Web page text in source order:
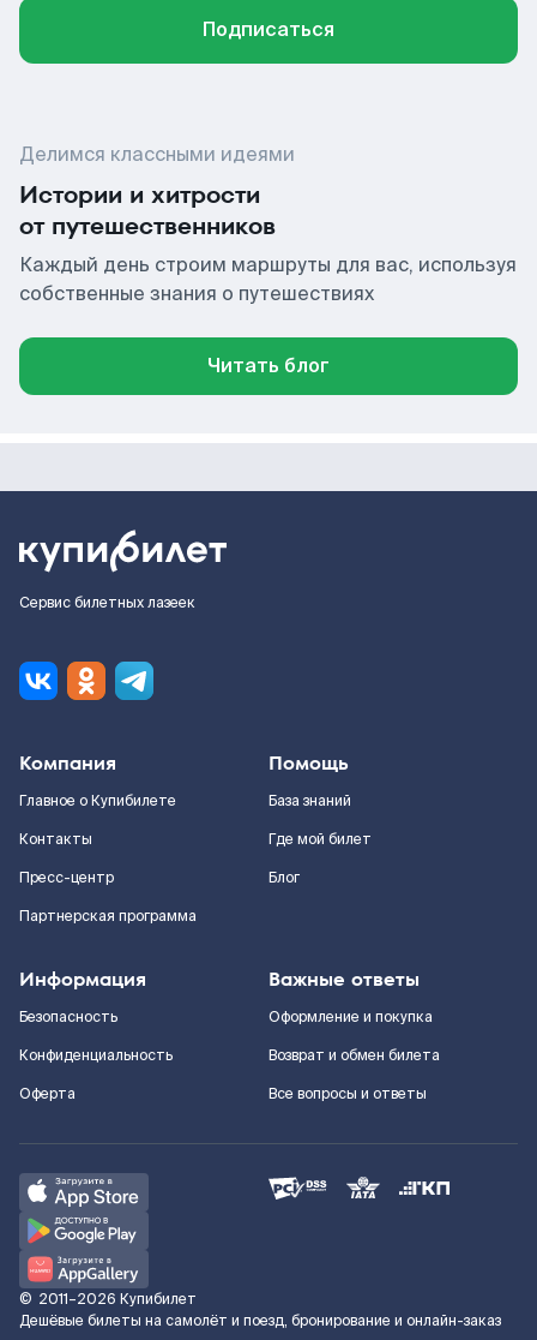
Подписаться
Делимся классными идеями
Истории и хитрости
от путешественников
Каждый день строим маршруты для вас, используя
собственные знания о путешествиях
Читать блог
Сервис билетных лазеек
Компания
Главное о Купибилете
Контакты
Пресс-центр
Партнерская программа
Помощь
База знаний
Где мой билет
Блог
Информация
Безопасность
Конфиденциальность
Оферта
Важные ответы
Оформление и покупка
Возврат и обмен билета
Все вопросы и ответы
© 2011–2026 Купибилет
Дешёвые билеты на самолёт и поезд, бронирование и онлайн-заказ